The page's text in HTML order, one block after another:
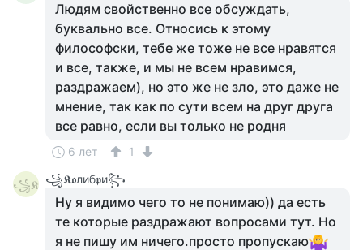
Людям свойственно все обсуждать,
буквально все. Относись к этому
философски, тебе же тоже не все нравятся
и все, также, и мы не всем нравимся,
раздражаем), но это же не зло, это даже не
мнение, так как по сути всем на друг друга
все равно, если вы только не родня
6 лет 1
꧁𝕶 ꧁𝕶𝖔либ𝖕и꧂
Ну я видимо чего то не понимаю)) да есть
те которые раздражают вопросами тут. Но
я не пишу им ничего.просто пропускаю